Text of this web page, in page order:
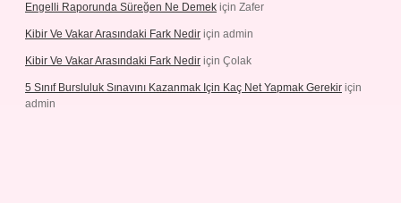
Engelli Raporunda Süreğen Ne Demek için Zafer
Kibir Ve Vakar Arasındaki Fark Nedir için admin
Kibir Ve Vakar Arasındaki Fark Nedir için Çolak
5 Sınıf Bursluluk Sınavını Kazanmak Için Kaç Net Yapmak Gerekir için
admin